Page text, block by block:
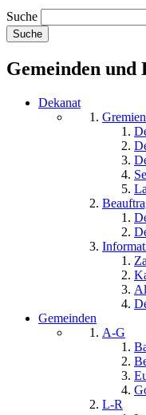
Suche
Gemeinden und
Dekanat
Gremien
Gemeinden
A-G
L-R